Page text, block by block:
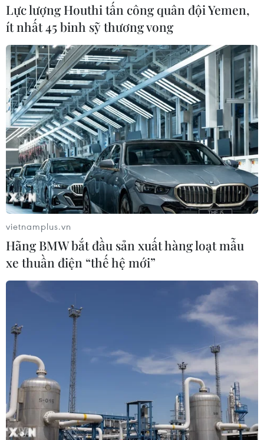
TIN CÙNG CHUYÊN MỤC
Giá vàng trong nước giảm nhẹ,
thương hiệu SJC lùi về ngưỡng 142,2
triệu đồng
07/08/2026 02:21
Kho dự trữ khí đốt của EU còn chưa
Lực lượng Houthi tấn công quân đội Yemen,
ít nhất 45 binh sỹ thương vong
vietnamplus.vn
Hãng BMW bắt đầu sản xuất hàng loạt mẫu
xe thuần điện “thế hệ mới”